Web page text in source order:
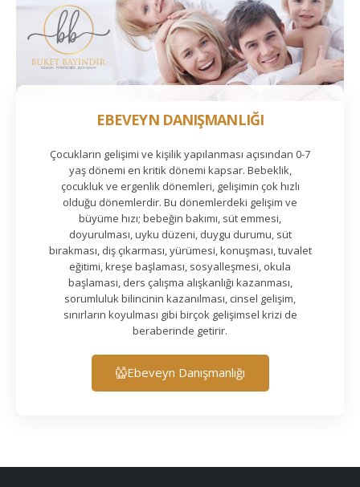
EBEVEYN DANIŞMANLIĞI
Çocukların gelişimi ve kişilik yapılanması açısından 0-7
yaş dönemi en kritik dönemi kapsar. Bebeklik,
çocukluk ve ergenlik dönemleri, gelişimin çok hızlı
olduğu dönemlerdir. Bu dönemlerdeki gelişim ve
büyüme hızı; bebeğin bakımı, süt emmesi,
doyurulması, uyku düzeni, duygu durumu, süt
bırakması, diş çıkarması, yürümesi, konuşması, tuvalet
eğitimi, kreşe başlaması, sosyalleşmesi, okula
başlaması, ders çalışma alışkanlığı kazanması,
sorumluluk bilincinin kazanılması, cinsel gelişim,
sınırların koyulması gibi birçok gelişimsel krizi de
beraberinde getirir.
Ebeveyn Danışmanlığı